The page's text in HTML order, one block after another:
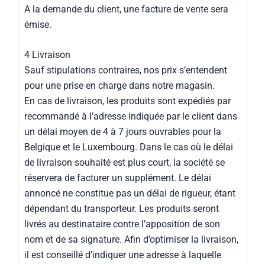
A la demande du client, une facture de vente sera
émise.
4 Livraison
Sauf stipulations contraires, nos prix s’entendent
pour une prise en charge dans notre magasin.
En cas de livraison, les produits sont expédiés par
recommandé à l’adresse indiquée par le client dans
un délai moyen de 4 à 7 jours ouvrables pour la
Belgique et le Luxembourg. Dans le cas où le délai
de livraison souhaité est plus court, la société se
réservera de facturer un supplément. Le délai
annoncé ne constitue pas un délai de rigueur, étant
dépendant du transporteur. Les produits seront
livrés au destinataire contre l’apposition de son
nom et de sa signature. Afin d’optimiser la livraison,
il est conseillé d’indiquer une adresse à laquelle